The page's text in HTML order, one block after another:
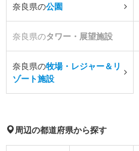
奈良県の公園
奈良県のタワー・展望施設
奈良県の牧場・レジャー＆リ
ゾート施設
周辺の都道府県から探す